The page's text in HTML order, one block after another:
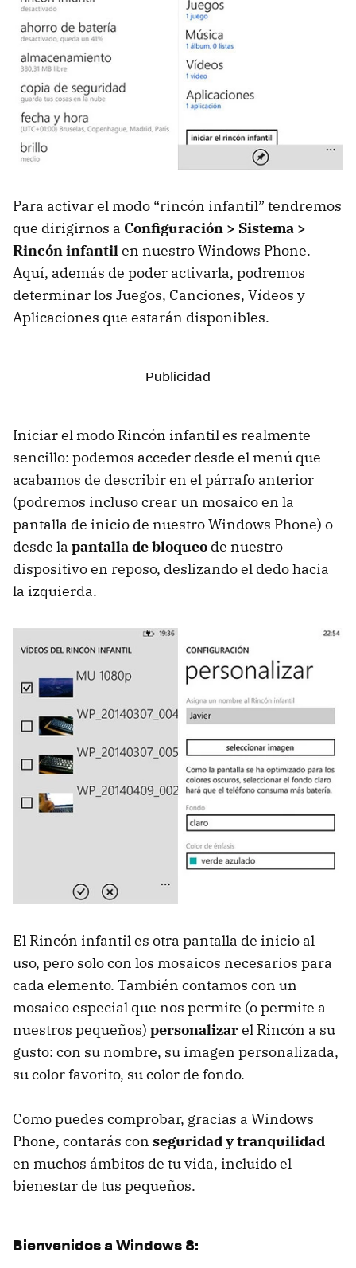
Para activar el modo “rincón infantil” tendremos
que dirigirnos a Configuración > Sistema >
Rincón infantilen nuestro Windows Phone.
Aquí, además de poder activarla, podremos
determinar los Juegos, Canciones, Vídeos y
Aplicaciones que estarán disponibles.
Iniciar el modo Rincón infantil es realmente
sencillo: podemos acceder desde el menú que
acabamos de describir en el párrafo anterior
(podremos incluso crear un mosaico en la
pantalla de inicio de nuestro Windows Phone) o
desde la pantalla de bloqueo de nuestro
dispositivo en reposo, deslizando el dedo hacia
la izquierda.
El Rincón infantil es otra pantalla de inicio al
uso, pero solo con los mosaicos necesarios para
cada elemento. También contamos con un
mosaico especial que nos permite (o permite a
nuestros pequeños) personalizarel Rincón a su
gusto: con su nombre, su imagen personalizada,
su color favorito, su color de fondo.
Como puedes comprobar, gracias a Windows
Phone, contarás con seguridad y tranquilidad
en muchos ámbitos de tu vida, incluido el
bienestar de tus pequeños.
Bienvenidos a Windows 8: